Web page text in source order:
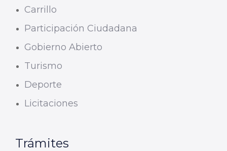
Carrillo
Participación Ciudadana
Gobierno Abierto
Turismo
Deporte
Licitaciones
Trámites